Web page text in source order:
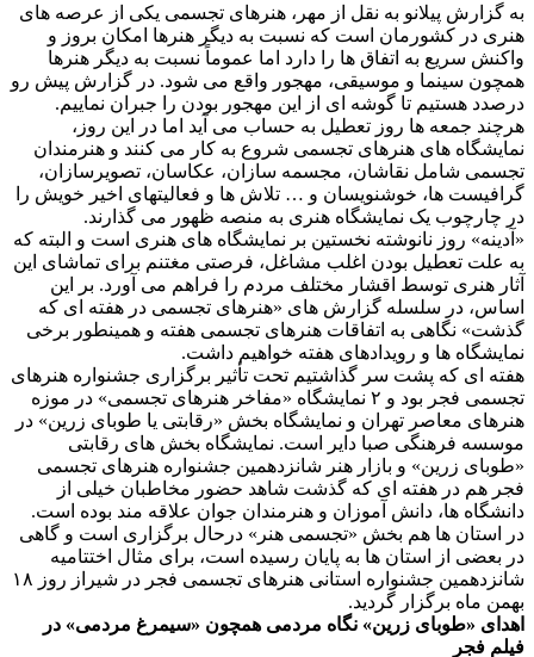
به گزارش پیلانو به نقل از مهر، هنرهای تجسمی یکی از عرصه های
هنری در کشورمان است که نسبت به دیگر هنرها امکان بروز و
واکنش سریع به اتفاق ها را دارد اما عموماً نسبت به دیگر هنرها
همچون سینما و موسیقی، مهجور واقع می شود. در گزارش پیش رو
درصدد هستیم تا گوشه ای از این مهجور بودن را جبران نماییم.
هرچند جمعه ها روز تعطیل به حساب می آید اما در این روز،
نمایشگاه های هنرهای تجسمی شروع به کار می کنند و هنرمندان
تجسمی شامل نقاشان، مجسمه ‎سازان، عکاسان، تصویرسازان،
گرافیست ها، خوشنویسان و … تلاش ها و فعالیتهای اخیر خویش را
در چارچوب یک نمایشگاه هنری به منصه ظهور می گذارند.
«آدینه» روز نانوشته نخستین بر نمایشگاه های هنری است و البته که
به علت تعطیل بودن اغلب مشاغل، فرصتی مغتنم برای تماشای این
آثار هنری توسط اقشار مختلف مردم را فراهم می آورد. بر این
اساس، در سلسله گزارش های «هنرهای تجسمی در هفته ای که
گذشت» نگاهی به اتفاقات هنرهای تجسمی هفته و همینطور برخی
نمایشگاه ها و رویدادهای هفته خواهیم داشت.
هفته ای که پشت سر گذاشتیم تحت تأثیر برگزاری جشنواره هنرهای
تجسمی فجر بود و ۲ نمایشگاه «مفاخر هنرهای تجسمی» در موزه
هنرهای معاصر تهران و نمایشگاه بخش «رقابتی یا طوبای زرین» در
موسسه فرهنگی صبا دایر است. نمایشگاه بخش های رقابتی
«طوبای زرین» و بازار هنر شانزدهمین جشنواره هنرهای تجسمی
فجر هم در هفته ای که گذشت شاهد حضور مخاطبان خیلی از
دانشگاه ها، دانش آموزان و هنرمندان جوان علاقه مند بوده است.
در استان ها هم بخش «تجسمی هنر» درحال برگزاری است و گاهی
در بعضی از استان ها به پایان رسیده است، برای مثال اختتامیه
شانزدهمین جشنواره استانی هنرهای تجسمی فجر در شیراز روز ۱۸
بهمن ماه برگزار گردید.
اهدای «طوبای زرین» نگاه مردمی همچون «سیمرغ مردمی» در
فیلم فجر